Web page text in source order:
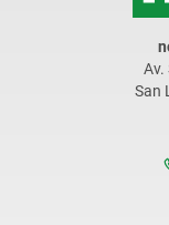
Av.
San